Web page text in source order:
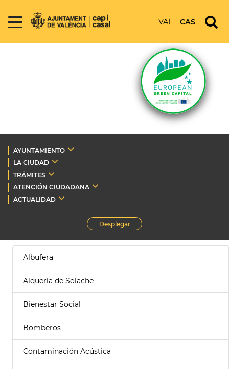
VAL CAS
AYUNTAMIENTO
LA CIUDAD
TRÁMITES
ATENCIÓN CIUDADANA
ACTUALIDAD
Desplegar
Albufera
Alquería de Solache
Bienestar Social
Bomberos
Contaminación Acústica